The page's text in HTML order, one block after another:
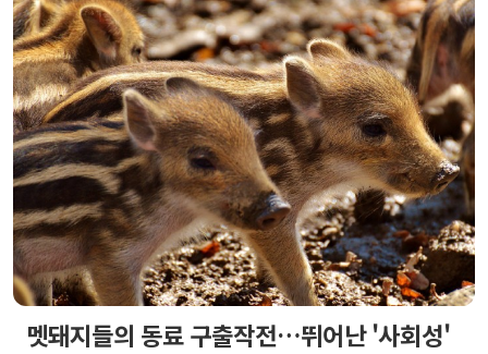
멧돼지들의 동료 구출작전…뛰어난 '사회성'